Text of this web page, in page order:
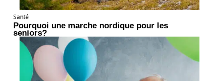
Santé
Pourquoi une marche nordique pour les
seniors?